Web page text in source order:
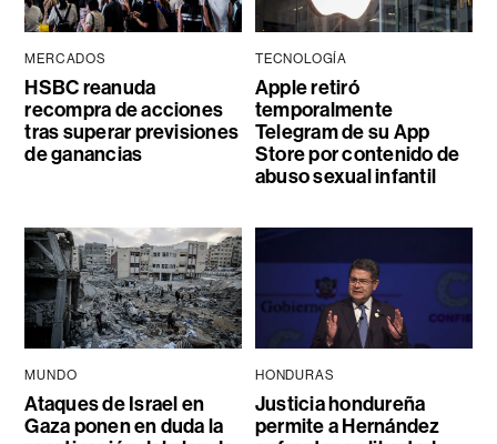
MERCADOS
HSBC reanuda
recompra de acciones
tras superar previsiones
de ganancias
TECNOLOGÍA
Apple retiró
temporalmente
Telegram de su App
Store por contenido de
abuso sexual infantil
MUNDO
Ataques de Israel en
Gaza ponen en duda la
HONDURAS
Justicia hondureña
permite a Hernández